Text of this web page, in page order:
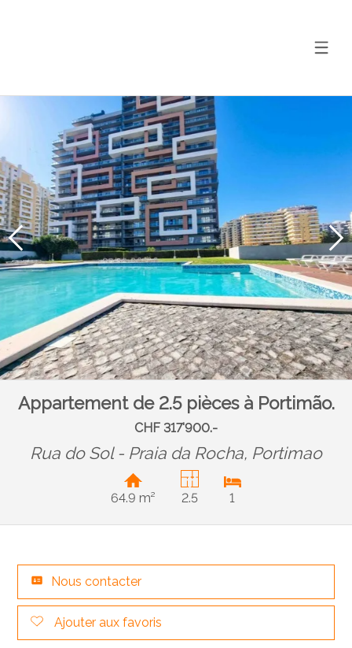
Appartement de 2.5 pièces à Portimão.
CHF 317'900.-
Rua do Sol - Praia da Rocha, Portimao
64.9 m² 2.5 1
Nous contacter
Ajouter aux favoris